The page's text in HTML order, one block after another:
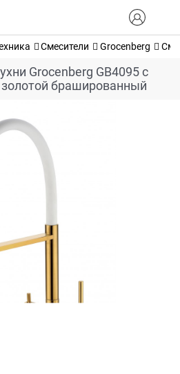
Смесители Grocenberg
Grocenberg GB4095 с
брашированный